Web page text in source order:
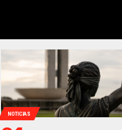
NOTICIAS